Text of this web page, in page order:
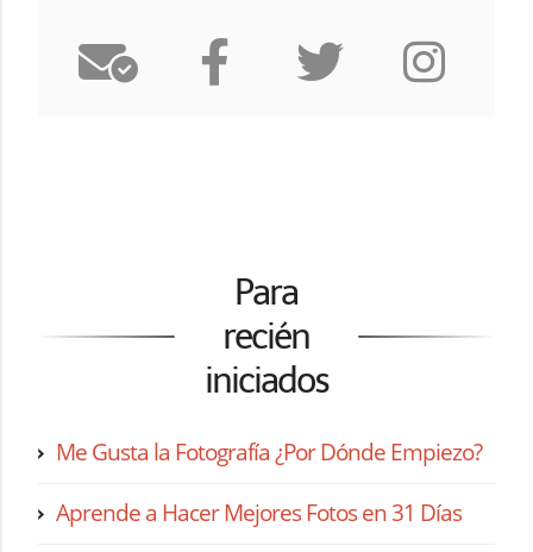
Para
recién
iniciados
Me Gusta la Fotografía ¿Por Dónde Empiezo?
Aprende a Hacer Mejores Fotos en 31 Días